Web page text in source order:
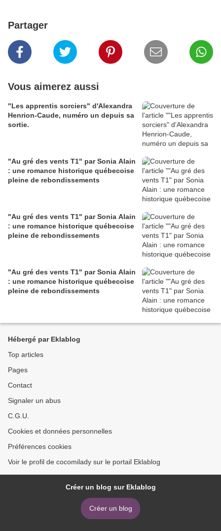
Partager
Vous aimerez aussi
"Les apprentis sorciers" d'Alexandra
Henrion-Caude, numéro un depuis sa
sortie.
"Au gré des vents T1" par Sonia Alain
: une romance historique québecoise
pleine de rebondissements
"Au gré des vents T1" par Sonia Alain
: une romance historique québecoise
pleine de rebondissements
"Au gré des vents T1" par Sonia Alain
: une romance historique québecoise
pleine de rebondissements
Hébergé par Eklablog
Top articles
Pages
Contact
Signaler un abus
C.G.U.
Cookies et données personnelles
Préférences cookies
Voir le profil de cocomilady sur le portail Eklablog
Créer un blog sur Eklablog
Créer un blog